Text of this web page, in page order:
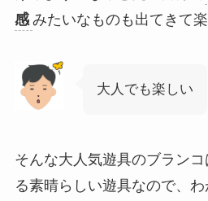
感 みたいなものも出てきて
大人でも楽しい
そんな大人気遊具のブラン
る素晴らしい遊具なので、